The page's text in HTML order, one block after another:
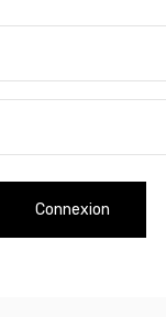
Connexion